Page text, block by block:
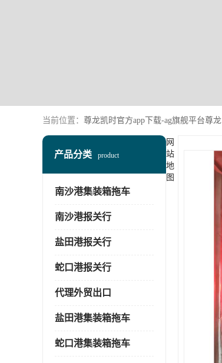
当前位置： 尊龙凯时官方app下载-ag旗舰平台尊龙
产品分类 product
南沙港集装箱拖车
南沙港报关行
盐田港报关行
蛇口港报关行
代理外贸出口
盐田港集装箱拖车
蛇口港集装箱拖车
网
站
地
图